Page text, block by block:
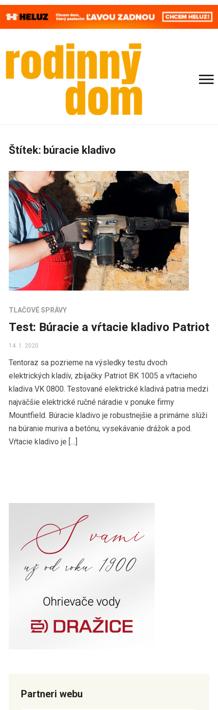
Štítek: búracie kladivo
TLAČOVÉ SPRÁVY
Test: Búracie a vŕtacie kladivo Patriot
14. 1. 2020
Tentoraz sa pozrieme na výsledky testu dvoch
elektrických kladív, zbíjačky Patriot BK 1005 a vŕtacieho
kladiva VK 0800. Testované elektrické kladivá patria medzi
najväčšie elektrické ručné náradie v ponuke firmy
Mountfield. Búracie kladivo je robustnejšie a primárne slúži
na búranie muriva a betónu, vysekávanie drážok a pod.
Vŕtacie kladivo je […]
Partneri webu